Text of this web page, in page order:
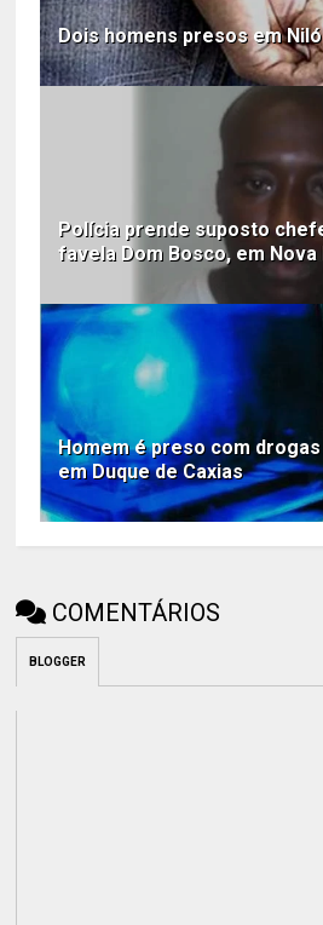
Dois homens presos em
Polícia prende suposto
favela Dom Bosco, em Nova
Homem é preso com
em Duque de Caxias
COMENTÁRIOS
BLOGGER